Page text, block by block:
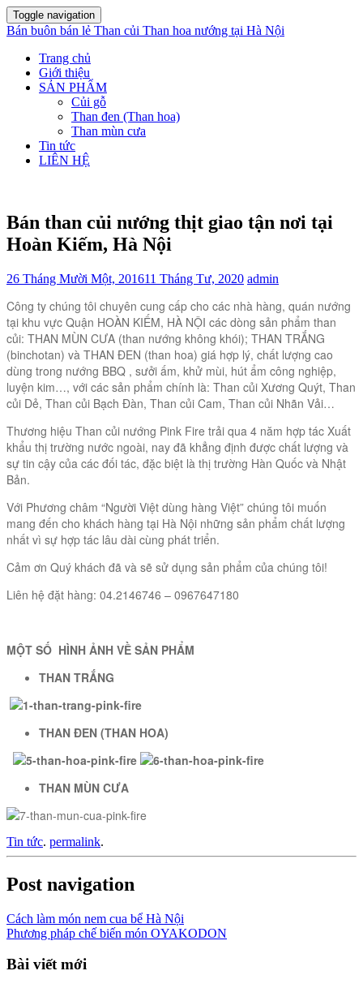
Toggle navigation
Bán buôn bán lẻ Than củi Than hoa nướng tại Hà Nội
Trang chủ
Giới thiệu
SẢN PHẨM
Củi gỗ
Than đen (Than hoa)
Than mùn cưa
Tin tức
LIÊN HỆ
Bán than củi nướng thịt giao tận nơi tại
Hoàn Kiếm, Hà Nội
26 Tháng Mười Một, 201611 Tháng Tư, 2020 admin
Công ty chúng tôi chuyên cung cấp cho các nhà hàng, quán nướng
tại khu vực Quận HOÀN KIẾM, HÀ NỘI các dòng sản phẩm than
củi: THAN MÙN CƯA (than nướng không khói); THAN TRẮNG
(binchotan) và THAN ĐEN (than hoa) giá hợp lý, chất lượng cao
dùng trong nướng BBQ , sưởi ấm, khử mùi, hút ẩm công nghiệp,
luyện kim…, với các sản phẩm chính là: Than củi Xương Quýt, Than
củi Dẻ, Than củi Bạch Đàn, Than củi Cam, Than củi Nhãn Vải…
Thương hiệu Than củi nướng Pink Fire trải qua 4 năm hợp tác Xuất
khẩu thị trường nước ngoài, nay đã khẳng định được chất lượng và
sự tin cậy của các đối tác, đặc biệt là thị trường Hàn Quốc và Nhật
Bản.
Với Phương châm “Người Việt dùng hàng Việt” chúng tôi muốn
mang đến cho khách hàng tại Hà Nội những sản phẩm chất lượng
nhất vì sự hợp tác lâu dài cùng phát triển.
Cảm ơn Quý khách đã và sẽ sử dụng sản phẩm của chúng tôi!
Liên hệ đặt hàng: 04.2146746 – 0967647180
MỘT SỐ HÌNH ẢNH VỀ SẢN PHẨM
THAN TRẮNG
THAN ĐEN (THAN HOA)
THAN MÙN CƯA
Tin tức. permalink.
Post navigation
Cách làm món nem cua bể Hà Nội
Phương pháp chế biến món OYAKODON
Bài viết mới